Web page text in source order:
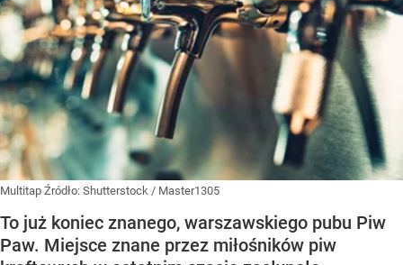
Multitap Źródło: Shutterstock / Master1305
To już koniec znanego, warszawskiego pubu Piw
Paw. Miejsce znane przez miłośników piw